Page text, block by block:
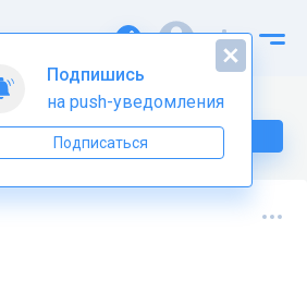
на нас в Telegram
Подпишись
на push-уведомления
Подписаться